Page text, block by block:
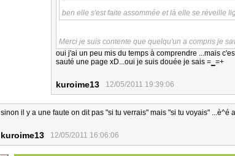
ben elle s'est faite assommée et là elle se réveille
Merci je suis contente que quelqu'un a compris je
oui j'ai un peu mis du temps à comprendre ...mais
sauté une page xD...oui je suis douée je sais = =+
kuroime13 12/05/2011 19:39:06
sinon il y a une faute on dit pas "si tu verrais" mais "si tu voyais" ...è^é
kuroime13 12/05/2011 16:06:06